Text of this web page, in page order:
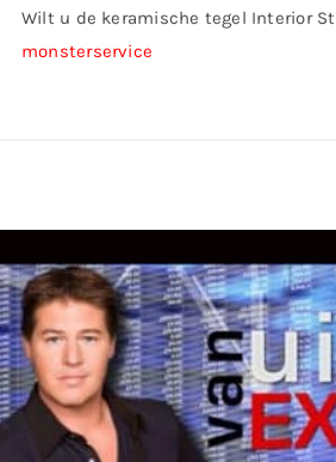
Wilt u de keramische tegel Interior
monsterservice
UITSTEL VAN EXECUTIE
Bekijk hier de fragmenten van de
deelname van Bricks and Stones aan
dit programma.